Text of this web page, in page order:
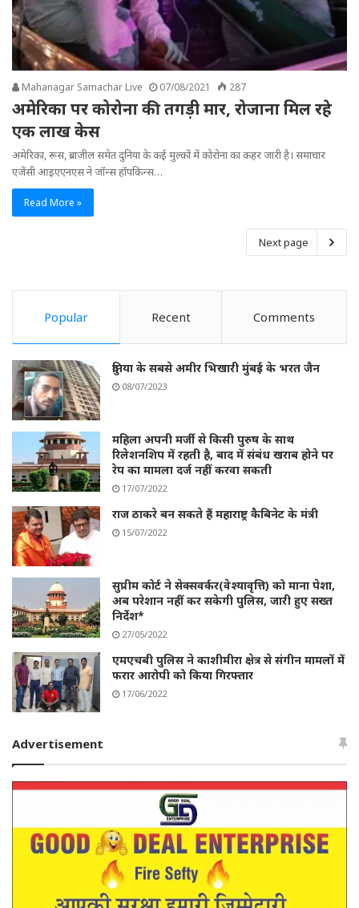
Mahanagar Samachar Live 07/08/2021 287
अमेरिका पर कोरोना की तगड़ी मार, रोजाना मिल रहे
एक लाख केस
अमेरिका, रूस, ब्राजील समेत दुनिया के कई मुल्‍कों में कोरोना का कहर जारी है। समाचार
एजेंसी आइएएनएस ने जॉन्स हॉपकिन्स…
Read More »
Next page
Popular Recent Comments
दुनिया के सबसे अमीर भिखारी मुंबई के भरत जैन
08/07/2023
महिला अपनी मर्जी से किसी पुरुष के साथ
रिलेशनशिप में रहती है, बाद में संबंध खराब होने पर
रेप का मामला दर्ज नहीं करवा सकती
17/07/2022
राज ठाकरे बन सकते हैं महाराष्ट्र कैबिनेट के मंत्री
15/07/2022
सुप्रीम कोर्ट ने सेक्सवर्कर(वेश्यावृत्ति) को माना पेशा,
अब परेशान नहीं कर सकेगी पुलिस, जारी हुए सख्त
निर्देश*
27/05/2022
एमएचबी पुलिस ने काशीमीरा क्षेत्र से संगीन मामलों में
फरार आरोपी को किया गिरफ्तार
17/06/2022
Advertisement